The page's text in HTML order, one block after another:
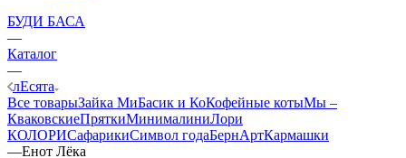
БУДИ БАСА
—
Каталог
—
лЕсята
Все товарыЗайка МиБасик и КоКофейные котыМы –
КваковскиеПряткиМинималиниЛори
КОЛОРИСафарикиСимвол годаБернАртКармашки
—Енот Лёка